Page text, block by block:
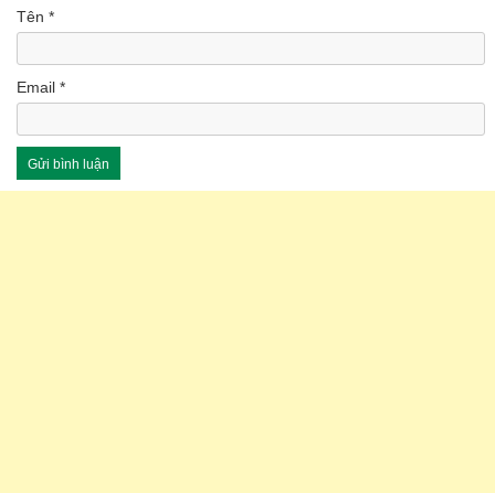
Tên *
Email *